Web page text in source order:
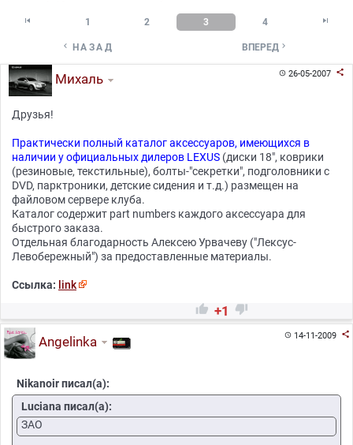
 1 2 3 4 
 НАЗАД ВПЕРЕД 
 26-05-2007 
Михаль
Друзья!
Практически полный каталог аксессуаров, имеющихся в
наличии у официальных дилеров LEXUS (диски 18", коврики
(резиновые, текстильные), болты-"секретки", подголовники с
DVD, парктроники, детские сидения и т.д.) размещен на
файловом сервере клуба.
Каталог содержит part numbers каждого аксессуара для
быстрого заказа.
Отдельная благодарность Алексею Урвачеву ("Лексус-
Левобережный") за предоставленные материалы.
Ссылка: link
 +1 
14-11-2009 
Angelinka
Nikanoir писал(а):
Luciana писал(а):
ЗАО